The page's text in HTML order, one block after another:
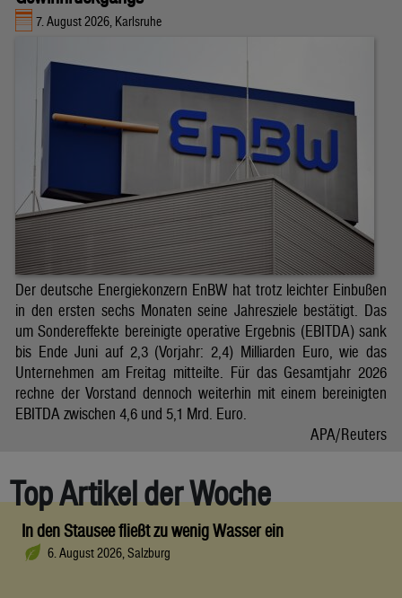
7. August 2026, Karlsruhe
Der deutsche Energiekonzern EnBW hat trotz leichter Einbußen
in den ersten sechs Monaten seine Jahresziele bestätigt. Das
um Sondereffekte bereinigte operative Ergebnis (EBITDA) sank
bis Ende Juni auf 2,3 (Vorjahr: 2,4) Milliarden Euro, wie das
Unternehmen am Freitag mitteilte. Für das Gesamtjahr 2026
rechne der Vorstand dennoch weiterhin mit einem bereinigten
EBITDA zwischen 4,6 und 5,1 Mrd. Euro.
APA/Reuters
Top Artikel der Woche
In den Stausee fließt zu wenig Wasser ein
6. August 2026, Salzburg